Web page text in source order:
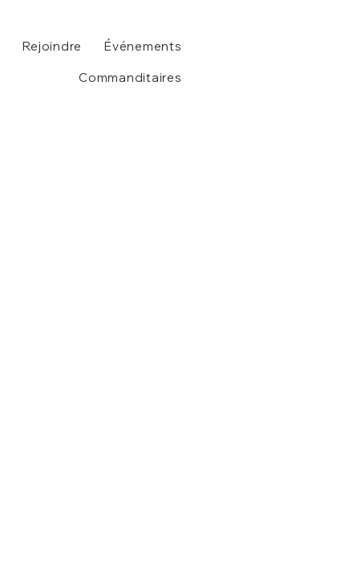
Rejoindre Événements
Commanditaires